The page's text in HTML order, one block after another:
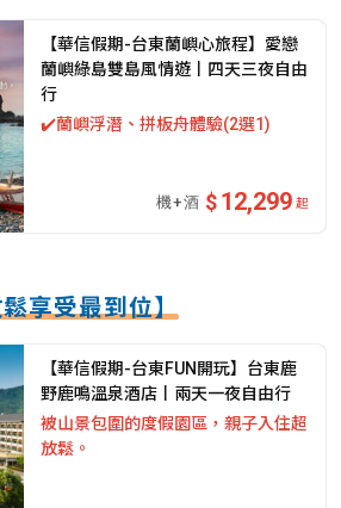
【華信假期-台東蘭嶼心旅程】愛戀
蘭嶼綠島雙島風情遊丨四天三夜自由
行
✔️蘭嶼浮潛、拼板舟體驗(2選1)
12,299 起
享受最到位】
【華信假期-台東FUN開玩】台東鹿
野鹿鳴溫泉酒店丨兩天一夜自由行
被山景包圍的度假園區，親子入住超
放鬆。